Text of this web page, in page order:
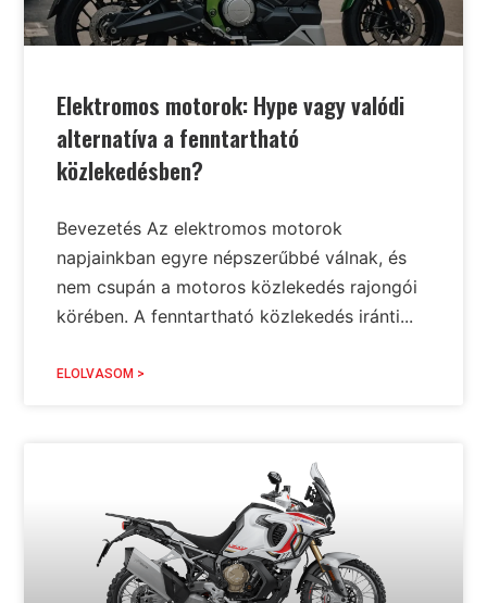
Elektromos motorok: Hype vagy valódi
alternatíva a fenntartható
közlekedésben?
Bevezetés Az elektromos motorok
napjainkban egyre népszerűbbé válnak, és
nem csupán a motoros közlekedés rajongói
körében. A fenntartható közlekedés iránti...
ELOLVASOM >